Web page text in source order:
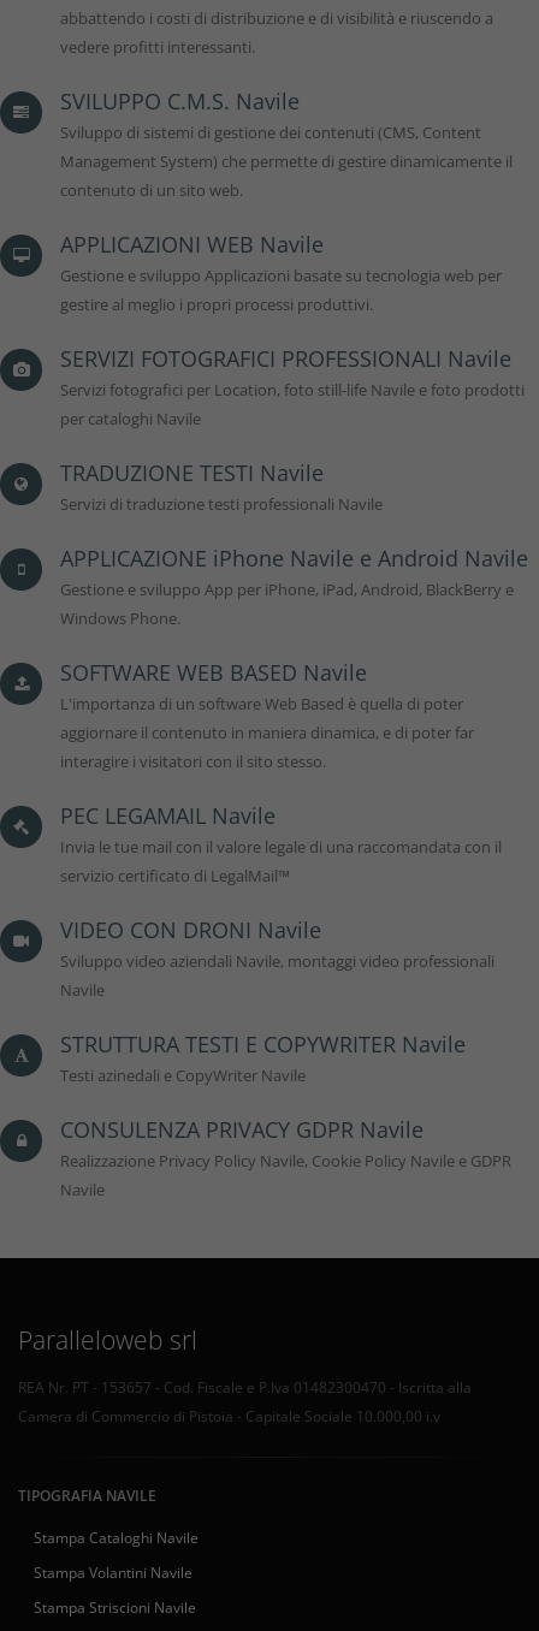
abbattendo i costi di distribuzione e di visibilità e riuscendo a
vedere profitti interessanti.
SVILUPPO C.M.S. Navile
Sviluppo di sistemi di gestione dei contenuti (CMS, Content
Management System) che permette di gestire dinamicamente il
contenuto di un sito web.
APPLICAZIONI WEB Navile
Gestione e sviluppo Applicazioni basate su tecnologia web per
gestire al meglio i propri processi produttivi.
SERVIZI FOTOGRAFICI PROFESSIONALI Navile
Servizi fotografici per Location, foto still-life Navile e foto prodotti
per cataloghi Navile
TRADUZIONE TESTI Navile
Servizi di traduzione testi professionali Navile
APPLICAZIONE iPhone Navile e Android Navile
Gestione e sviluppo App per iPhone, iPad, Android, BlackBerry e
Windows Phone.
SOFTWARE WEB BASED Navile
L'importanza di un software Web Based è quella di poter
aggiornare il contenuto in maniera dinamica, e di poter far
interagire i visitatori con il sito stesso.
PEC LEGAMAIL Navile
Invia le tue mail con il valore legale di una raccomandata con il
servizio certificato di LegalMail™
VIDEO CON DRONI Navile
Sviluppo video aziendali Navile, montaggi video professionali
Navile
STRUTTURA TESTI E COPYWRITER Navile
Testi azinedali e CopyWriter Navile
CONSULENZA PRIVACY GDPR Navile
Realizzazione Privacy Policy Navile, Cookie Policy Navile e GDPR
Navile
Paralleloweb srl
REA Nr. PT - 153657 - Cod. Fiscale e P.Iva 01482300470 - Iscritta alla
Camera di Commercio di Pistoia - Capitale Sociale 10.000,00 i.v
TIPOGRAFIA NAVILE
Stampa Cataloghi Navile
Stampa Volantini Navile
Stampa Striscioni Navile